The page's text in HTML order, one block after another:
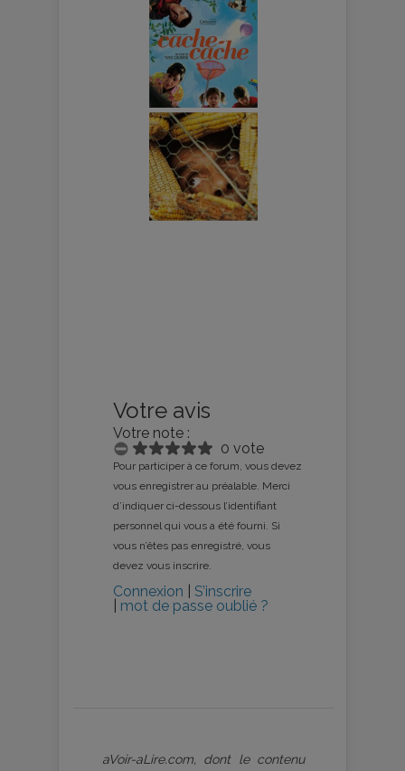
Votre avis
Votre note :
0 vote
Pour participer à ce forum, vous devez
vous enregistrer au préalable. Merci
d’indiquer ci-dessous l’identifiant
personnel qui vous a été fourni. Si
vous n’êtes pas enregistré, vous
devez vous inscrire.
Connexion
S’inscrire
mot de passe oublié ?
aVoir-aLire.com, dont le contenu